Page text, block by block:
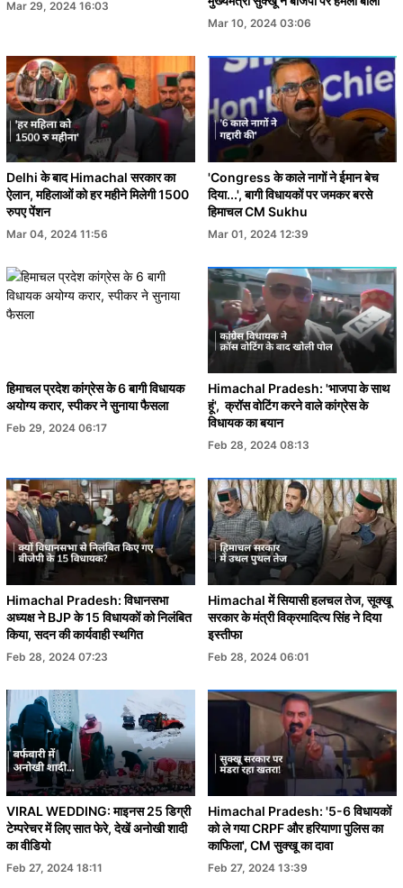
Mar 29, 2024 16:03
Mar 10, 2024 03:06
Delhi के बाद Himachal सरकार का
ऐलान, महिलाओं को हर महीने मिलेगी 1500
रुपए पेंशन
Mar 04, 2024 11:56
'Congress के काले नागों ने ईमान बेच
दिया...', बागी विधायकों पर जमकर बरसे
हिमाचल CM Sukhu
Mar 01, 2024 12:39
हिमाचल प्रदेश कांग्रेस के 6 बागी विधायक
अयोग्य करार, स्पीकर ने सुनाया फैसला
Feb 29, 2024 06:17
Himachal Pradesh: 'भाजपा के साथ
हूं', क्रॉस वोटिंग करने वाले कांग्रेस के
विधायक का बयान
Feb 28, 2024 08:13
Himachal Pradesh: विधानसभा
अध्यक्ष ने BJP के 15 विधायकों को निलंबित
किया, सदन की कार्यवाही स्थगित
Feb 28, 2024 07:23
Himachal में सियासी हलचल तेज, सूक्खू
सरकार के मंत्री विक्रमादित्य सिंह ने दिया
इस्तीफा
Feb 28, 2024 06:01
VIRAL WEDDING: माइनस 25 डिग्री
टेम्परेचर में लिए सात फेरे, देखें अनोखी शादी
का वीडियो
Feb 27, 2024 18:11
Himachal Pradesh: '5-6 विधायकों
को ले गया CRPF और हरियाणा पुलिस का
काफिला', CM सुक्खू का दावा
Feb 27, 2024 13:39